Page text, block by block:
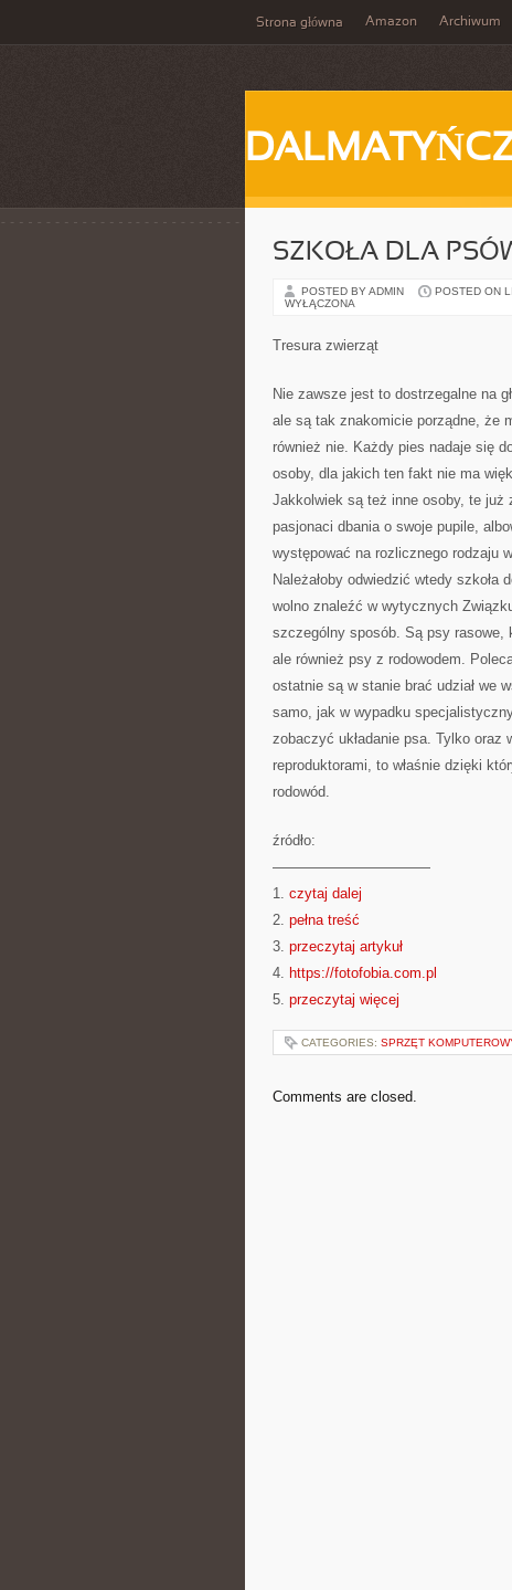
Strona główna Amazon Archiwum
SZKOŁA DLA
POSTED BY ADMIN POSTED ON
WYŁĄCZONA
Tresura zwierząt
Nie zawsze jest to dostrzegalne na
ale są tak znakomicie porządne, że
również nie. Każdy pies nadaje się
osoby, dla jakich ten fakt nie ma
Jakkolwiek są też inne osoby, te już
pasjonaci dbania o swoje pupile,
występować na rozlicznego rodzaju
Należałoby odwiedzić wtedy szkoła
wolno znaleźć w wytycznych
szczególny sposób. Są psy rasowe,
ale również psy z rodowodem.
ostatnie są w stanie brać udział we
samo, jak w wypadku
zobaczyć układanie psa. Tylko oraz
reproduktorami, to właśnie dzięki
rodowód.
źródło:
———————————
1. czytaj dalej
2. pełna treść
3. przeczytaj artykuł
4. https://fotofobia.com.pl
5. przeczytaj więcej
CATEGORIES: SPRZĘT
Comments are closed.